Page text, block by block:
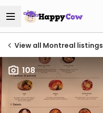
View all Montreal listings
108